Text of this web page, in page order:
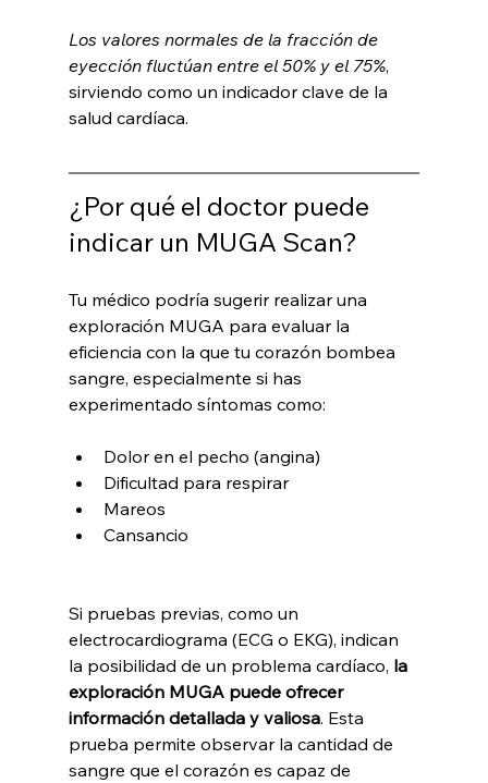
Los valores normales de la fracción de
eyección fluctúan entre el 50% y el 75%,
sirviendo como un indicador clave de la
salud cardíaca.
¿Por qué el doctor puede
indicar un MUGA Scan?
Tu médico podría sugerir realizar una
exploración MUGA para evaluar la
eficiencia con la que tu corazón bombea
sangre, especialmente si has
experimentado síntomas como:
Dolor en el pecho (angina)
Dificultad para respirar
Mareos
Cansancio
Si pruebas previas, como un
electrocardiograma (ECG o EKG), indican
la posibilidad de un problema cardíaco, la
exploración MUGA puede ofrecer
información detallada y valiosa. Esta
prueba permite observar la cantidad de
sangre que el corazón es capaz de